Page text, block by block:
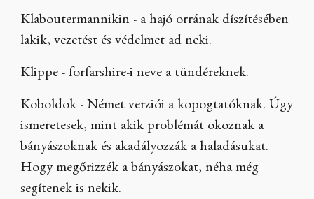
Klaboutermannikin - a hajó orrának díszítésében
lakik, vezetést és védelmet ad neki.
Klippe - forfarshire-i neve a tündéreknek.
Koboldok - Német verziói a kopogtatóknak. Úgy
ismeretesek, mint akik problémát okoznak a
bányászoknak és akadályozzák a haladásukat.
Hogy megőrizzék a bányászokat, néha még
segítenek is nekik.